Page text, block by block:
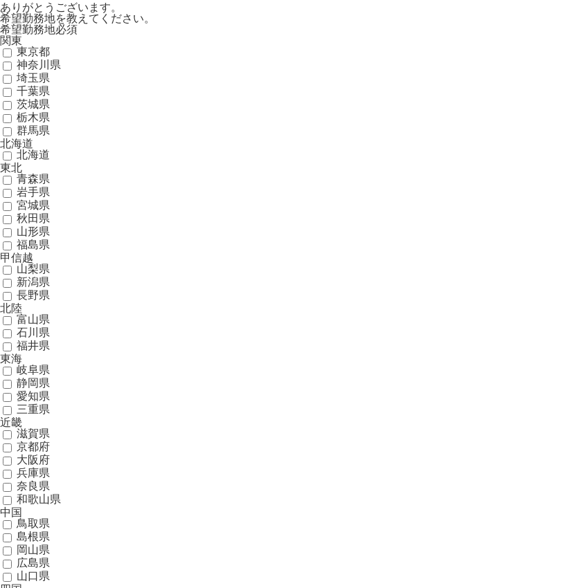
ありがとうございます。
希望勤務地を教えてください。
希望勤務地必須
関東
東京都
神奈川県
埼玉県
千葉県
茨城県
栃木県
群馬県
北海道
北海道
東北
青森県
岩手県
宮城県
秋田県
山形県
福島県
甲信越
山梨県
新潟県
長野県
北陸
富山県
石川県
福井県
東海
岐阜県
静岡県
愛知県
三重県
近畿
滋賀県
京都府
大阪府
兵庫県
奈良県
和歌山県
中国
鳥取県
島根県
岡山県
広島県
山口県